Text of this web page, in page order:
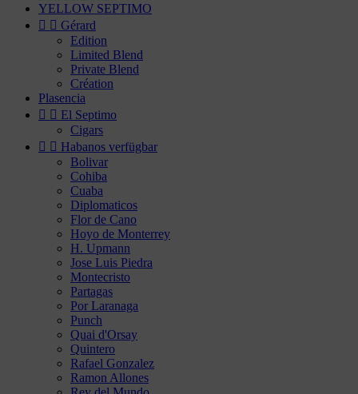
YELLOW SEPTIMO
  Gérard
Edition
Limited Blend
Private Blend
Création
Plasencia
  El Septimo
Cigars
  Habanos verfügbar
Bolivar
Cohiba
Cuaba
Diplomaticos
Flor de Cano
Hoyo de Monterrey
H. Upmann
Jose Luis Piedra
Montecristo
Partagas
Por Laranaga
Punch
Quai d'Orsay
Quintero
Rafael Gonzalez
Ramon Allones